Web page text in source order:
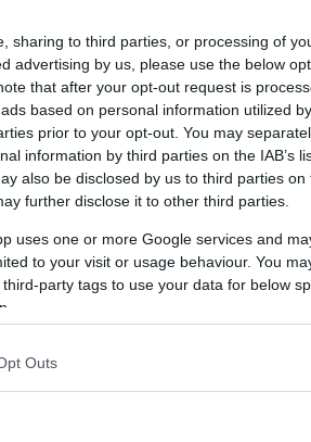
sharing to third parties, or processing of
advertising by us, please use the below
that after your opt-out request is
based on personal information utilized
prior to your opt-out. You may
information by third parties on the IAB’s
also be disclosed by us to third parties on
further disclose it to other third parties.
uses one or more Google services and
to your visit or usage behaviour. You
party tags to use your data for below
Outs